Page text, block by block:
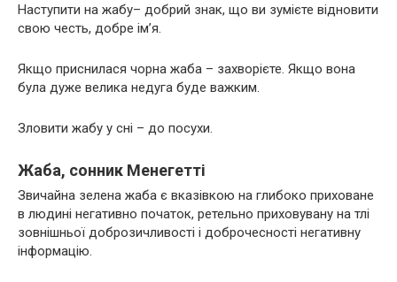
Наступити на жабу– добрий знак, що ви зумієте відновити
свою честь, добре ім’я.
Якщо приснилася чорна жаба – захворієте. Якщо вона
була дуже велика недуга буде важким.
Зловити жабу у сні – до посухи.
Жаба, сонник Менегетті
Звичайна зелена жаба є вказівкою на глибоко приховане
в людині негативно початок, ретельно приховувану на тлі
зовнішньої доброзичливості і доброчесності негативну
інформацію.